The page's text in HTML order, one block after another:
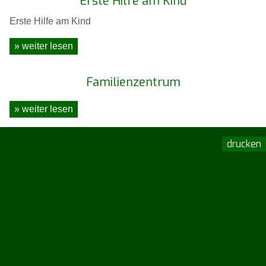
Erste Hilfe am Kind
» weiter lesen
Familienzentrum
» weiter lesen
drucken